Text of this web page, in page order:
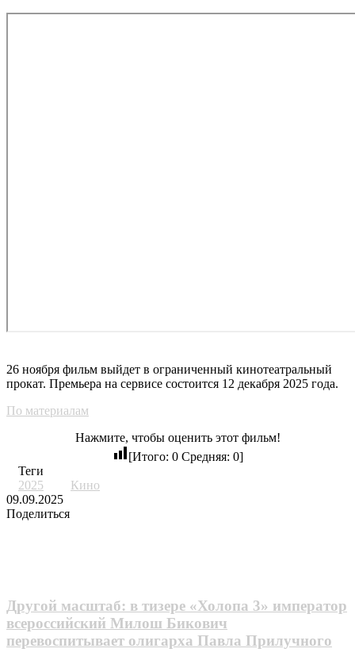
26 ноября фильм выйдет в ограниченный кинотеатральный
прокат. Премьера на сервисе состоится 12 декабря 2025 года.
По материалам
Нажмите, чтобы оценить этот фильм!
[Итого: 0Средняя: 0]
Теги
2025
Кино
09.09.2025
Поделиться
Другой масштаб: в тизере «Холопа 3» император
всероссийский Милош Бикович
перевоспитывает олигарха Павла Прилучного